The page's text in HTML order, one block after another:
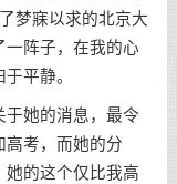
梦寐以求的北京大
一阵子，在我的心
平静。
她的消息，最令
高考，而她的分
她的这个仅比我高